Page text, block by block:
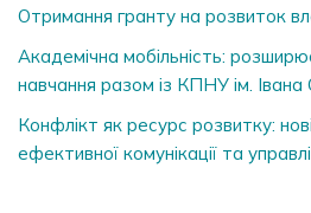
Отримання гранту на розвиток
Академічна мобільність:
навчання разом із КПНУ ім. Івана
Конфлікт як ресурс розвитку:
ефективної комунікації та